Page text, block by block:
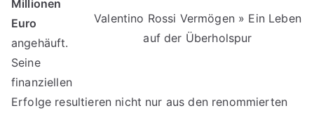
Valentino Rossi Vermögen » Ein Leben
auf der Überholspur
Millionen
Euro
angehäuft.
Seine
finanziellen
Erfolge resultieren nicht nur aus den renommierten